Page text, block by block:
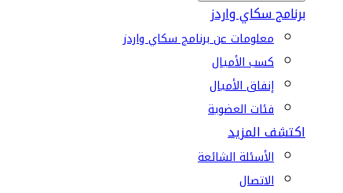
برنامج سكاي واردز
معلومات عن برنامج سكاي واردز
كسب الأميال
إنفاق الأميال
فئات العضوية
اكتشف المزيد
الأسئلة الشائعة
الاتصال